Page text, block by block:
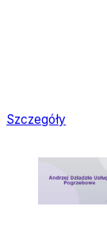
Szczegóły